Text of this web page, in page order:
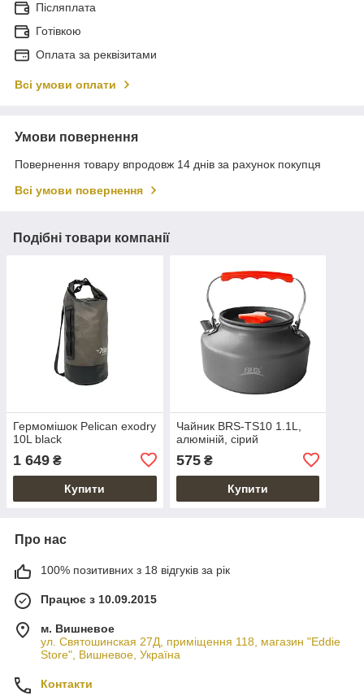
Післяплата
Готівкою
Оплата за реквізитами
Всі умови оплати
Умови повернення
Повернення товару впродовж 14 днів за рахунок покупця
Всі умови повернення
Подібні товари компанії
Гермомішок Pelican exodry
10L black
1 649 ₴
Купити
Чайник BRS-TS10 1.1L,
алюміній, сірий
575₴
Купити
Про нас
100% позитивних з 18 відгуків за рік
Працює з 10.09.2015
м. Вишневое
ул. Святошинская 27Д, приміщення 118, магазин "Eddie
Store", Вишневое, Україна
Контакти